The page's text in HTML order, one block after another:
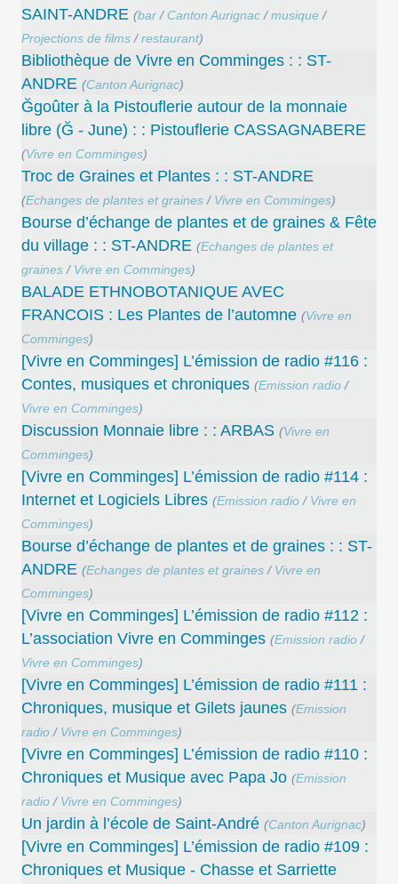
SAINT-ANDRE (bar/ Canton Aurignac/musique/
Projections de films/restaurant)
Bibliothèque de Vivre en Comminges : : ST-
ANDRE (Canton Aurignac)
Ğgoûter à la Pistouflerie autour de la monnaie
libre (Ğ - June) : : Pistouflerie CASSAGNABERE
(Vivre en Comminges)
Troc de Graines et Plantes : : ST-ANDRE
(Echanges de plantes et graines/ Vivre en Comminges)
Bourse d’échange de plantes et de graines & Fête
du village : : ST-ANDRE (Echanges de plantes et
graines/ Vivre en Comminges)
BALADE ETHNOBOTANIQUE AVEC
FRANCOIS : Les Plantes de l’automne (Vivre en
Comminges)
[Vivre en Comminges] L’émission de radio #116 :
Contes, musiques et chroniques (Emission radio/
Vivre en Comminges)
Discussion Monnaie libre : : ARBAS (Vivre en
Comminges)
[Vivre en Comminges] L’émission de radio #114 :
Internet et Logiciels Libres (Emission radio/ Vivre en
Comminges)
Bourse d’échange de plantes et de graines : : ST-
ANDRE (Echanges de plantes et graines/ Vivre en
Comminges)
[Vivre en Comminges] L’émission de radio #112 :
L’association Vivre en Comminges (Emission radio/
Vivre en Comminges)
[Vivre en Comminges] L’émission de radio #111 :
Chroniques, musique et Gilets jaunes (Emission
radio/ Vivre en Comminges)
[Vivre en Comminges] L’émission de radio #110 :
Chroniques et Musique avec Papa Jo (Emission
radio/ Vivre en Comminges)
Un jardin à l’école de Saint-André (Canton Aurignac)
[Vivre en Comminges] L’émission de radio #109 :
Chroniques et Musique - Chasse et Sarriette